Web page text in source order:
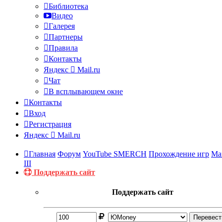
Библиотека
Видео
Галерея
Партнеры
Правила
Контакты
Яндекс
Mail.ru
Чат
В всплывающем окне
Контакты
Вход
Регистрация
Яндекс
Mail.ru
Главная Форум YouTube SMERCH Прохождение игр
III
Поддержать сайт
Поддержать сайт